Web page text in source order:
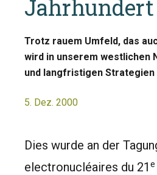
Trotz rauem Umfeld, das
wird in unserem westlichen
und langfristigen
5. Dez. 2000
Dies wurde an der
electronucléaires du 21 e